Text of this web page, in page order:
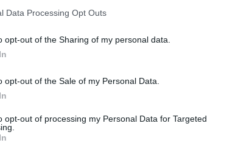
Data Processing Opt Outs
opt-out of the Sharing of my personal data.
opt-out of the Sale of my Personal Data.
opt-out of processing my Personal Data for Targeted
rá a fokhagymát, a cukkinit, a paprikát és a
Tegyük vissza a tofut, majd öntsük rá a
gyömbérrel, pirospaprikával.
még kb. 5 percig pirulni.
A keményítőt 2 dl vízben keverjük el, és
és pároljuk még pár percet.
A melegtől pár perc alattössze fog